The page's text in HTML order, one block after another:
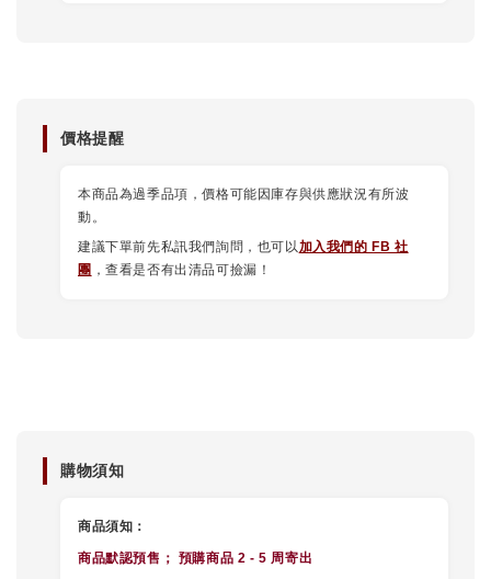
價格提醒
本商品為過季品項，價格可能因庫存與供應狀況有所波
動。
建議下單前先私訊我們詢問，也可以加入我們的 FB 社
團 ，查看是否有出清品可撿漏！
購物須知
商品須知：
商品默認預售 ； 預購商品 2 - 5 周寄出